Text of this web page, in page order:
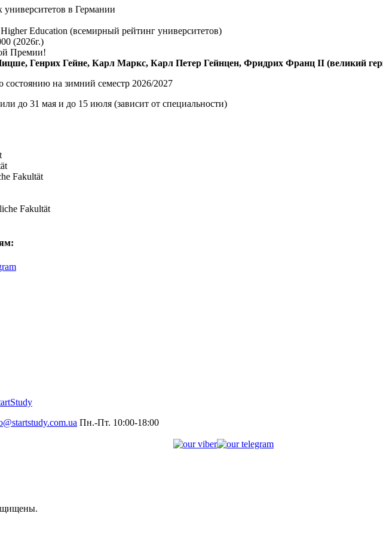
в Германии
Education (всемирный рейтинг университетов)
(2026г.)
Премии!
Генрих Гейне, Карл Маркс, Карл Петер Гейнцен, Фридрих Франц II (великий
состоянию на зимний семестр 2026/2027
до 31 мая и до 15 июля (зависит от специальности)
Fakultät
Fakultät
Пн.-Пт. 10:00-18:00